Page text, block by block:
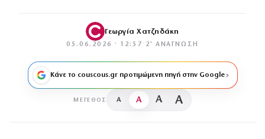
Γεωργία Χατζηδάκη
05.06.2026 · 12:57 · 2′ ΑΝΆΓΝΩΣΗ
Κάνε το couscous.gr προτιμώμενη πηγή στην Google
ΜΈΓΕΘΟΣ A A A A